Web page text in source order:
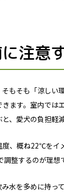
注意
もそも「涼しい
ます。室内では
、愛犬の負担軽
度、概ね22℃をイ
整するのが理想
水を多めに持って